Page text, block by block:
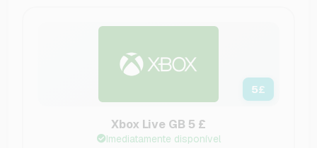
5£
Xbox Live GB 5 £
Imediatamente disponível